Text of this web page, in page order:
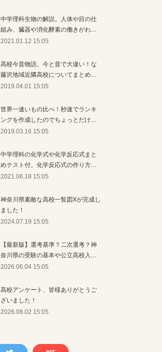
中学理科生物の解説。人体や目の仕
組み、臓器や消化酵素の働きがわ…
2021.01.12 15:05
高校今昔物語。今と昔で大違い！な
藤沢地域近隣高校についてまとめ…
2019.04.01 15:05
世界一速いもの比べ！秒速でランキ
ングを作成したのでちょっとだけ…
2019.03.16 15:05
中学理科の化学式や化学反応式まと
めテスト付。化学反応式の作り方…
2021.06.18 15:05
神奈川県素敵な高校一覧図Xが完成し
ました！
2024.07.19 15:05
【最新版】選考基準？二次選考？神
奈川県の受験の基本や公立高校入…
2026.06.04 15:05
高校アンケート、皆様ありがとうご
ざいました！
2026.08.02 15:05